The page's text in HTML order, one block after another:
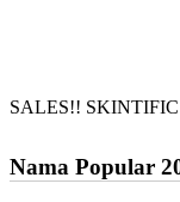
SALES!! SKINTIFIC
Nama Popular